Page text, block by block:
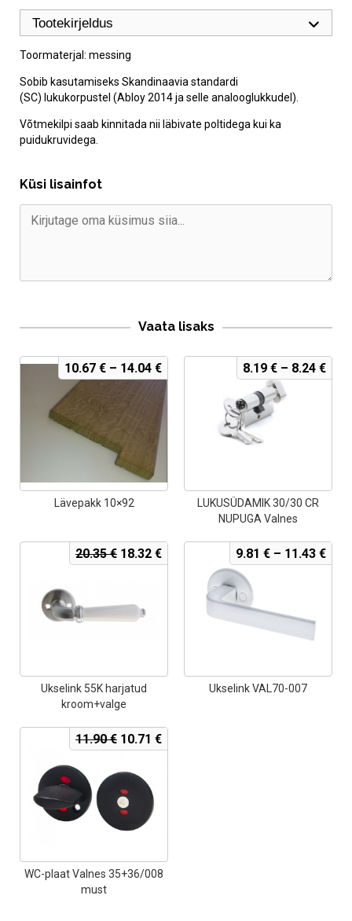
Tootekirjeldus
Toormaterjal: messing
Sobib kasutamiseks Skandinaavia standardi
(SC) lukukorpustel (Abloy 2014 ja selle analooglukkudel).
Võtmekilpi saab kinnitada nii läbivate poltidega kui ka
puidukruvidega.
Küsi lisainfot
Vaata lisaks
Lävepakk 10×92
10.67 € – 14.04 €
LUKUSÜDAMIK 30/30 CR
NUPUGA Valnes
8.19 € – 8.24 €
Ukselink 55K harjatud
kroom+valge
20.35€ Algne
hind
18.32 €Current
price
Ukselink VAL70-007
9.81 € – 11.43 €
WC-plaat Valnes 35+36/008
must
11.90€ Algne
hind
11.90 €.
10.71 €Current
price